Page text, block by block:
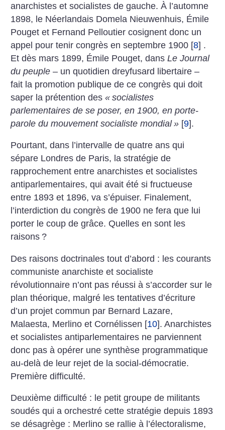
anarchistes et socialistes de gauche. À l’automne
1898, le Néerlandais Domela Nieuwenhuis, Émile
Pouget et Fernand Pelloutier cosignent donc un
appel pour tenir congrès en septembre 1900 [8] .
Et dès mars 1899, Émile Pouget, dansLe Journal
du peuple – un quotidien dreyfusard libertaire –
fait la promotion publique de ce congrès qui doit
saper la prétention des« socialistes
parlementaires de se poser, en 1900, en porte-
parole du mouvement socialiste mondial » [9].
Pourtant, dans l’intervalle de quatre ans qui
sépare Londres de Paris, la stratégie de
rapprochement entre anarchistes et socialistes
antiparlementaires, qui avait été si fructueuse
entre 1893 et 1896, va s’épuiser. Finalement,
l’interdiction du congrès de 1900 ne fera que lui
porter le coup de grâce. Quelles en sont les
raisons ?
Des raisons doctrinales tout d’abord : les courants
communiste anarchiste et socialiste
révolutionnaire n’ont pas réussi à s’accorder sur le
plan théorique, malgré les tentatives d’écriture
d’un projet commun par Bernard Lazare,
Malaesta, Merlino et Cornélissen [10]. Anarchistes
et socialistes antiparlementaires ne parviennent
donc pas à opérer une synthèse programmatique
au-delà de leur rejet de la social-démocratie.
Première difficulté.
Deuxième difficulté : le petit groupe de militants
soudés qui a orchestré cette stratégie depuis 1893
se désagrège : Merlino se rallie à l’électoralisme,